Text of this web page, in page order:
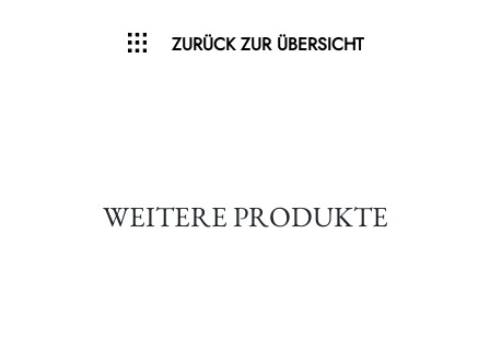
ZURÜCK ZUR ÜBERSICHT
WEITERE PRODUKTE